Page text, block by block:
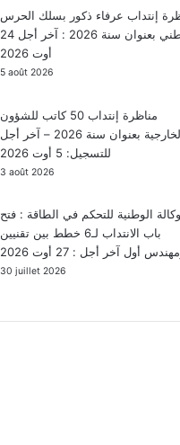
إنتداب عرفاء ذكور بسلك الحرس
الوطني بعنوان سنة 2026 : آخر أجل 24
أوت 2026
5 août 2026
مناظرة إنتداب 50 كاتب للشؤون
الخارجية بعنوان سنة 2026 – آخر أجل
للتسجيل: 5 أوت 2026
3 août 2026
الوطنية للتحكم في الطاقة : فتح
باب الانتداب لـ6 خطط بين تقنيين
أول آخر أجل : 27 أوت 2026
30 juillet 2026